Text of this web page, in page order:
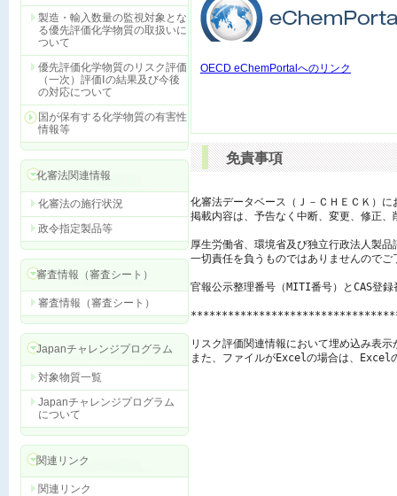
製造・輸入数量の監視対象とな
る優先評価化学物質の取扱いに
ついて
優先評価化学物質のリスク評価
（一次）評価Ⅰの結果及び今後
の対応について
国が保有する化学物質の有害性
情報等
化審法関連情報
化審法の施行状況
政令指定製品等
審査情報（審査シート）
審査情報（審査シート）
Japanチャレンジプログラム
対象物質一覧
Japanチャレンジプログラム
について
関連リンク
関連リンク
OECD eChemPortalへのリンク
免責事項
化審法データベース（Ｊ－ＣＨＥＣＫ）
掲載内容は、予告なく中断、変更、修正
厚生労働省、環境省及び独立行政法人製
一切責任を負うものではありませんのでご
官報公示整理番号（MITI番号）とCAS登
リスク評価関連情報において埋め込み表
また、ファイルがExcelの場合は、Excel